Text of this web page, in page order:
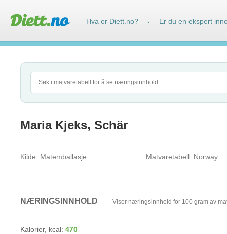
Maria Kjeks, Schär
Kilde: Matemballasje Matvaretabell: Norway
NÆRINGSINNHOLD Viser næringsinnhold for 100 gram av
Kalorier, kcal: 470
Hva er Diett.no? · Er du en ekspert